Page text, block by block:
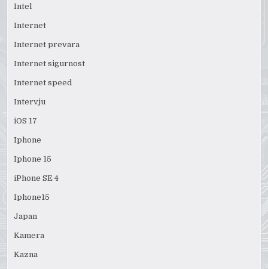
Intel
Internet
Internet prevara
Internet sigurnost
Internet speed
Intervju
iOS 17
Iphone
Iphone 15
iPhone SE 4
Iphone15
Japan
Kamera
Kazna